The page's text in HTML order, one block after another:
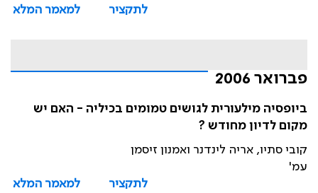
לתקציר
למאמר המלא
פברואר 2006
ביופסיה מילעורית לגושים טמומים בכיליה - האם יש
מקום לדיון מחודש ?
קובי סתיו, אריה לינדנר ואמנון זיסמן
עמ'
לתקציר
למאמר המלא